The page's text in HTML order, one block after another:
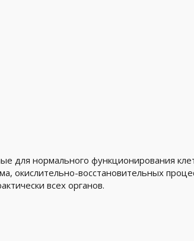
нормального функционирования
окислительно-восстановительных
всех органов.